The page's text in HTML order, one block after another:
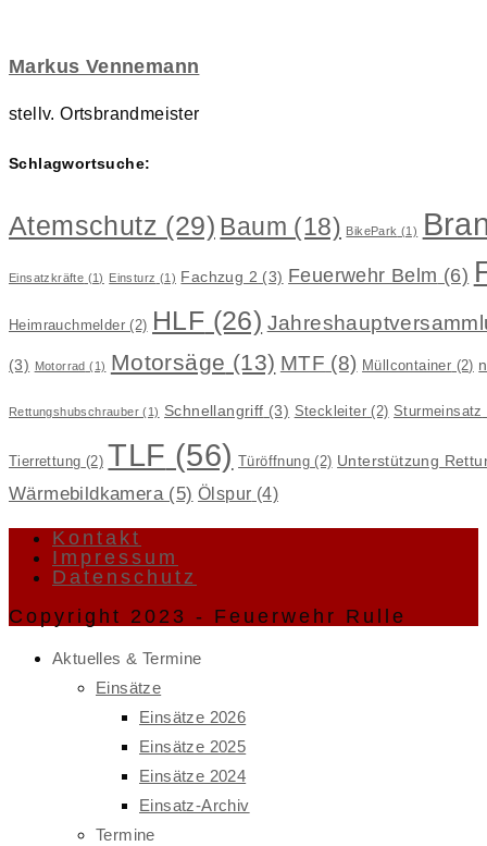
Markus Vennemann
stellv. Ortsbrandmeister
Schlagwortsuche:
Atemschutz (29) Baum (18) BikePark (1)
Einsatzkräfte (1) Einsturz (1) Fachzug 2 (3) Feuerwehr Belm (6)
Heimrauchmelder (2) HLF (26)
(3) Motorrad (1) Motorsäge (13) MTF (8) Müllcontainer (2)
Rettungshubschrauber (1) Schnellangriff (3) Steckleiter (2) Sturmeinsatz
Tierrettung (2) TLF (56) Türöffnung (2) Unterstützung
Wärmebildkamera(5) Ölspur (4)
Kontakt
Impressum
Datenschutz
Copyright 2023 - Feuerwehr Rulle
Aktuelles & Termine
Einsätze
Einsätze 2026
Einsätze 2025
Einsätze 2024
Einsatz-Archiv
Termine